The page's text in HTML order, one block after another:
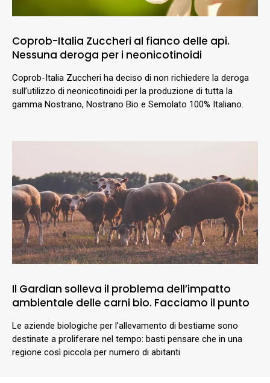
Coprob-Italia Zuccheri al fianco delle api.
Nessuna deroga per i neonicotinoidi
Coprob-Italia Zuccheri ha deciso di non richiedere la deroga
sull’utilizzo di neonicotinoidi per la produzione di tutta la
gamma Nostrano, Nostrano Bio e Semolato 100% Italiano.
Il Gardian solleva il problema dell’impatto
ambientale delle carni bio. Facciamo il punto
Le aziende biologiche per l’allevamento di bestiame sono
destinate a proliferare nel tempo: basti pensare che in una
regione così piccola per numero di abitanti